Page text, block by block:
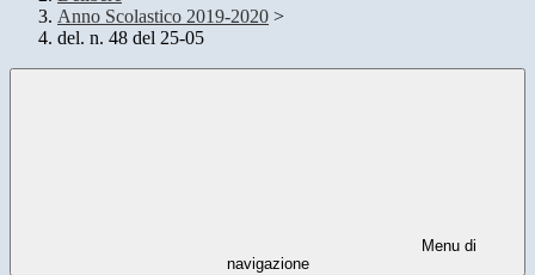
Anno Scolastico 2019-2020 >
del. n. 48 del 25-05
Menu di
navigazione